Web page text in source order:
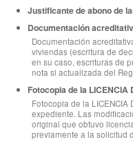
Justificante de abono de
Documentación
Documentación
viviendas (escritura de
en su caso, escrituras de
nota si actualizada del
Fotocopia de la LICENCIA
Fotocopia de la
expediente. Las
original que obtuvo
previamente a la solicitud